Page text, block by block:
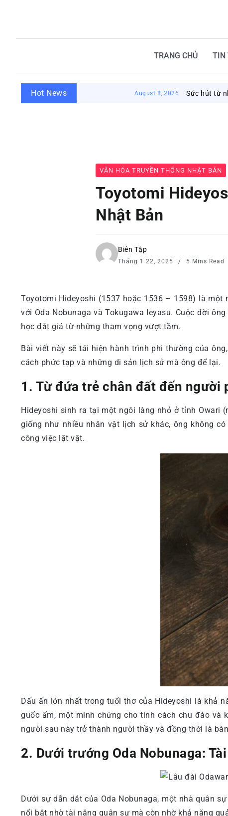
TRANG CHỦ TIN
Hot News August 8, 2026 Sức hút từ nhà tắm
VĂN HÓA TRUYỀN THỐNG NHẬT BẢN
Toyotomi
Nhật Bản
Biên Tập
Tháng 1 22, 2025 5 Mins Read
Toyotomi Hideyoshi (1537 hoặc 1536 – 1598) là
với Oda Nobunaga và Tokugawa Ieyasu. Cuộc đời
học đắt giá từ những tham vọng vượt tầm.
Bài viết này sẽ tái hiện hành trình phi thường của
cách phức tạp và những di sản lịch sử mà ông để lại.
1. Từ đứa trẻ chân đất đến người
Hideyoshi sinh ra tại một ngôi làng nhỏ ở tỉnh Owari
giống như nhiều nhân vật lịch sử khác, ông không
công việc lặt vặt.
Dấu ấn lớn nhất trong tuổi thơ của Hideyoshi là khả
guốc ấm, một minh chứng cho tính cách chu đáo và
người sau này trở thành người thầy và đồng thời là
2. Dưới trướng Oda Nobunaga:
Dưới sự dẫn dắt của Oda Nobunaga, một nhà quân
nổi bật nhờ tài năng quân sự mà còn nhờ khả năng